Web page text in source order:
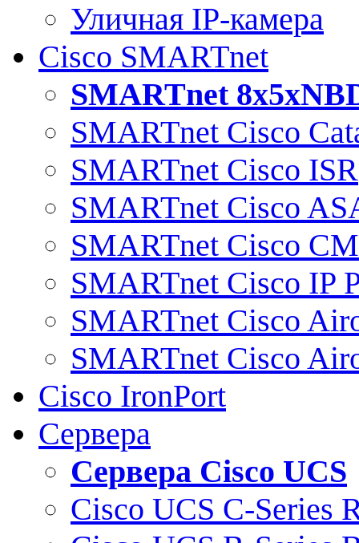
Уличная IP-камера
Cisco SMARTnet
SMARTnet
SMARTnet Cisco
SMARTnet Cisco ISR
SMARTnet Cisco
SMARTnet Cisco
SMARTnet Cisco IP
SMARTnet Cisco
SMARTnet Cisco
Cisco IronPort
Сервера
Сервера Cisco UCS
Cisco UCS C-Series